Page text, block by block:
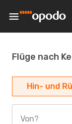
Flüge nach
Hin- und
Von?